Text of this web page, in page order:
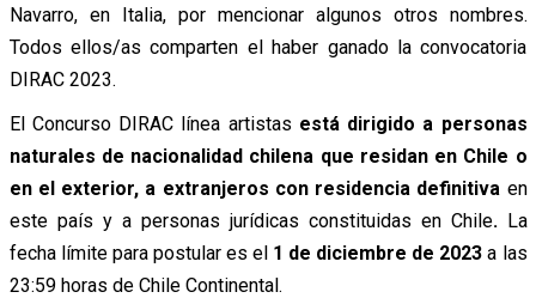
Navarro, en Italia, por mencionar algunos otros nombres.
Todos ellos/as comparten el haber ganado la convocatoria
DIRAC 2023.
El Concurso DIRAC línea artistas está dirigido a personas
naturales de nacionalidad chilena que residan en Chile o
en el exterior, a extranjeros con residencia definitiva en
este país y a personas jurídicas constituidas en Chile. La
fecha límite para postular es el1 de diciembre de 2023 a las
23:59 horas de Chile Continental.